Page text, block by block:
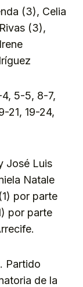
(3), Celia
(3),
4, 5-5, 8-7,
21, 19-24,
José Luis
Natale
por parte
por parte
Partido
de la